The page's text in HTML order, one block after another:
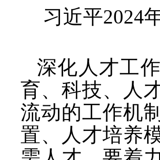
习近平2024
深化人才工
育、科技、人
流动的工作机
置、人才培养